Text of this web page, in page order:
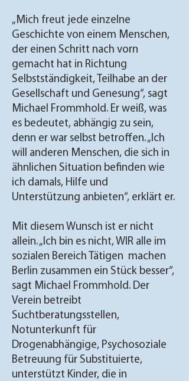
„Mich freut jede einzelne
Geschichte von einem Menschen,
der einen Schritt nach vorn
gemacht hat in Richtung
Selbstständigkeit, Teilhabe an der
Gesellschaft und Genesung“, sagt
Michael Frommhold. Er weiß, was
es bedeutet, abhängig zu sein,
denn er war selbst betroffen. „Ich
will anderen Menschen, die sich in
ähnlichen Situation befinden wie
ich damals, Hilfe und
Unterstützung anbieten“, erklärt er.
Mit diesem Wunsch ist er nicht
allein. „Ich bin es nicht, WIR alle im
sozialen Bereich Tätigen machen
Berlin zusammen ein Stück besser“,
sagt Michael Frommhold. Der
Verein betreibt
Suchtberatungsstellen,
Notunterkunft für
Drogenabhängige, Psychosoziale
Betreuung für Substituierte,
unterstützt Kinder, die in